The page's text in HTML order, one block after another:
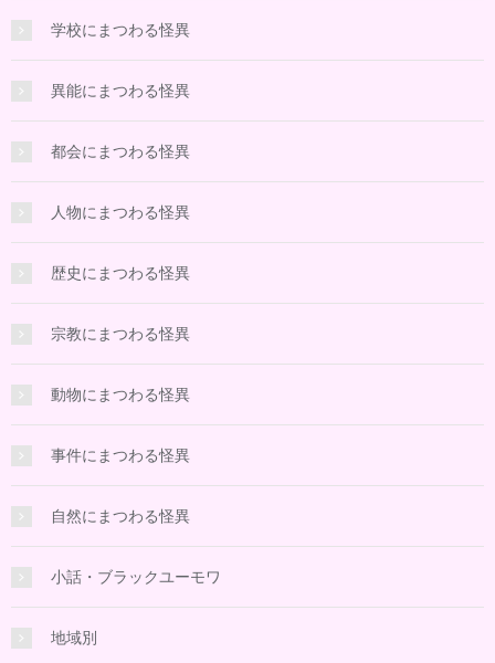
学校にまつわる怪異
異能にまつわる怪異
都会にまつわる怪異
人物にまつわる怪異
歴史にまつわる怪異
宗教にまつわる怪異
動物にまつわる怪異
事件にまつわる怪異
自然にまつわる怪異
小話・ブラックユーモワ
地域別